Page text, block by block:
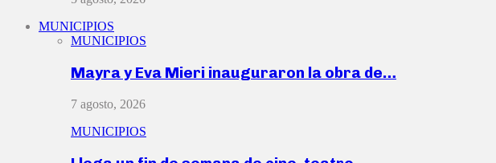
MUNICIPIOS
MUNICIPIOS
Mayra y Eva Mieri inauguraron la obra de…
7 agosto, 2026
MUNICIPIOS